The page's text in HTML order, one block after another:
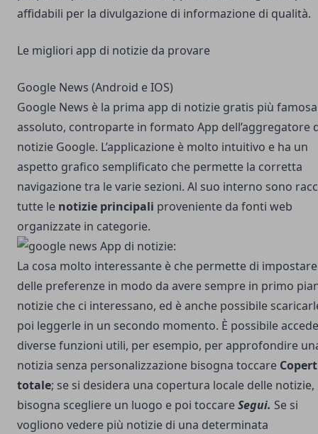
affidabili per la divulgazione di informazione di qualità.
Le migliori app di notizie da provare
Google News (Android e IOS)
Google News è la prima app di notizie gratis più
assoluto, controparte in formato App dell’aggregatore
notizie Google. L’applicazione è molto intuitivo e ha un
aspetto grafico semplificato che permette la corretta
navigazione tra le varie sezioni. Al suo interno sono
tutte le notizie principali proveniente da fonti web
organizzate in categorie.
La cosa molto interessante è che permette di impostare
delle preferenze in modo da avere sempre in primo
notizie che ci interessano, ed è anche possibile
poi leggerle in un secondo momento. È possibile
diverse funzioni utili, per esempio, per approfondire
notizia senza personalizzazione bisogna toccare
totale; se si desidera una copertura locale delle notizie,
bisogna scegliere un luogo e poi toccareSegui. Se si
vogliono vedere più notizie di una determinata